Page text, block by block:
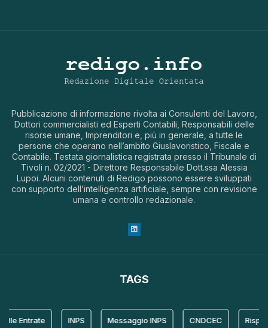
Pubblicazione di informazione rivolta ai Consulenti del Lavoro,
Dottori commercialisti ed Esperti Contabili, Responsabili delle
risorse umane, Imprenditori e, più in generale, a tutte le
persone che operano nell’ambito Giuslavoristico, Fiscale e
Contabile. Testata giornalistica registrata presso il Tribunale di
Tivoli n. 02/2021 - Direttore Responsabile Dott.ssa Alessia
Lupoi. Alcuni contenuti di Redigo possono essere sviluppati
con supporto dell’intelligenza artificiale, sempre con revisione
umana e controllo redazionale.
TAGS
Entrate INPS Messaggio INPS CNDCEC Risposta